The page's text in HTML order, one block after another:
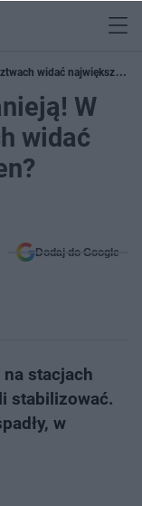
widać największy
W
widać
Dodaj do Google
stacjach
stabilizować.
w